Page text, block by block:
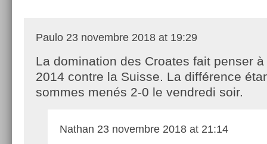
Paulo 23 novembre 2018 at 19:29
La domination des Croates fait penser
2014 contre la Suisse. La différence
sommes menés 2-0 le vendredi soir.
Nathan 23 novembre 2018 at 21:14